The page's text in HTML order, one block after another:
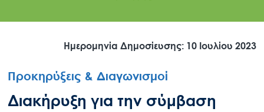
Ημερομηνία Δημοσίευσης: 10 Ιουλίου 2023
Προκηρύξεις & Διαγωνισμοί
Διακήρυξη για την σύμβαση